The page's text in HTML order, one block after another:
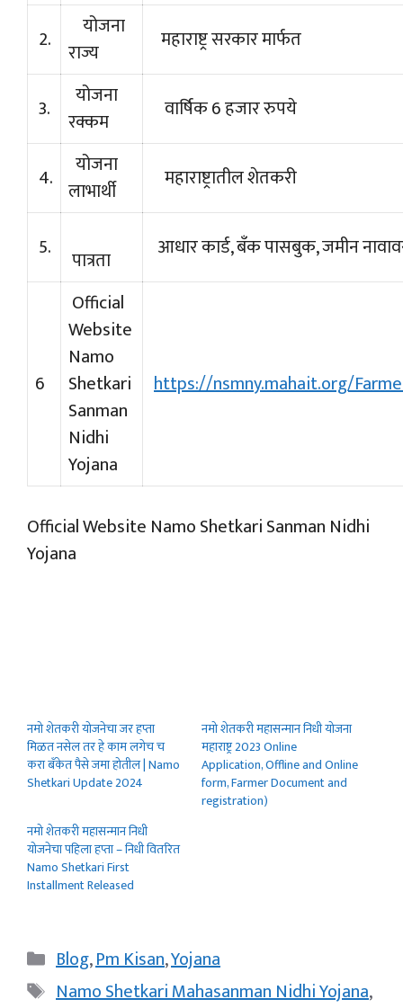
2.
योजना
राज्य
महाराष्ट्र सरकार मार्फत
3.
योजना
रक्कम
वार्षिक 6 हजार रुपये
4.
योजना
लाभार्थी
महाराष्ट्रातील शेतकरी
5. पात्रता आधार कार्ड, बँक पासबुक, जमीन
6
Official
Website
Namo
Shetkari
Sanman
Nidhi
Yojana
https://nsmny.mahait.org/
Official Website Namo Shetkari Sanman Nidhi
Yojana
नमो शेतकरी योजनेचा जर हप्ता
मिळत नसेल तर हे काम लगेच च
करा बँकेत पैसे जमा होतील | Namo
Shetkari Update 2024
नमो शेतकरी महासन्मान निधी योजना
महाराष्ट्र 2023 Online
Application, Offline and Online
form, Farmer Document and
registration)
नमो शेतकरी महासन्मान निधी
योजनेचा पहिला हप्ता – निधी वितरित
Namo Shetkari First
Installment Released
Categories
Blog,Pm Kisan,Yojana
Tags
Namo Shetkari Mahasanman Nidhi Yojana,